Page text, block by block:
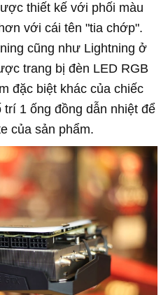
thiết kế với phối màu
với cái tên "tia chớp".
cũng như Lightning ở
trang bị đèn LED RGB
đặc biệt khác của chiếc
1 ống đồng dẫn nhiệt để
của sản phẩm.